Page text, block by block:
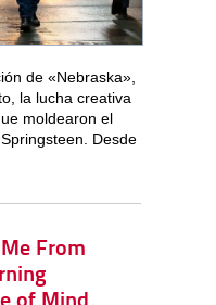
de «Nebraska»,
la lucha creativa
moldearon el
Desde
From